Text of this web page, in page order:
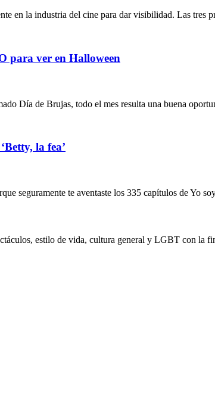
en la industria del cine para dar visibilidad. Las tres
para ver en Halloween
Día de Brujas, todo el mes resulta una buena
la fea’
seguramente te aventaste los 335 capítulos de Yo
estilo de vida, cultura general y LGBT con la